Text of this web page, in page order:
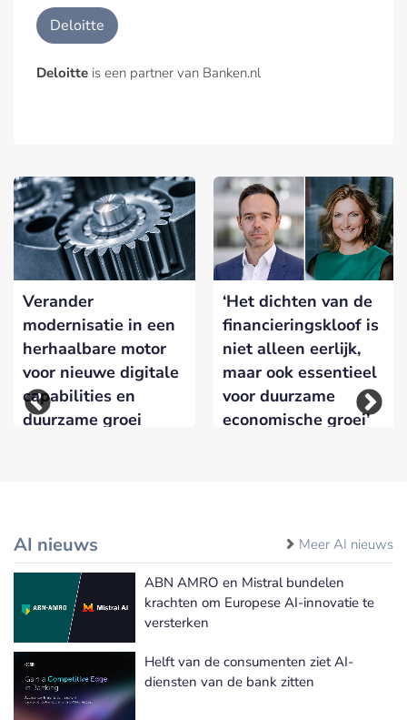
Deloitte
Deloitte is een partner van Banken.nl
Verander
modernisatie in een
herhaalbare motor
voor nieuwe digitale
capabilities en
duurzame groei
‘Het dichten van de
financieringskloof is
niet alleen eerlijk,
maar ook essentieel
voor duurzame
economische groei’
AI nieuws Meer AI nieuws
ABN AMRO en Mistral bundelen
krachten om Europese AI-innovatie te
versterken
Helft van de consumenten ziet AI-
diensten van de bank zitten